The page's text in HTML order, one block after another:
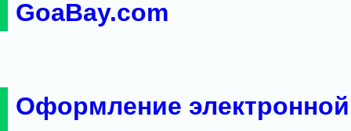
GoaBay.com
Оформление электронной